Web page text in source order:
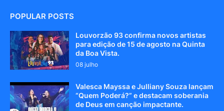
POPULAR POSTS
Louvorzão 93 confirma novos artistas
para edição de 15 de agosto na Quinta
da Boa Vista.
08 julho
Valesca Mayssa e Julliany Souza lançam
“Quem Poderá?” e destacam soberania
de Deus em canção impactante.